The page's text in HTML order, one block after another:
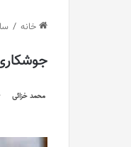
خانه /
جوشکاری
محمد خزائی